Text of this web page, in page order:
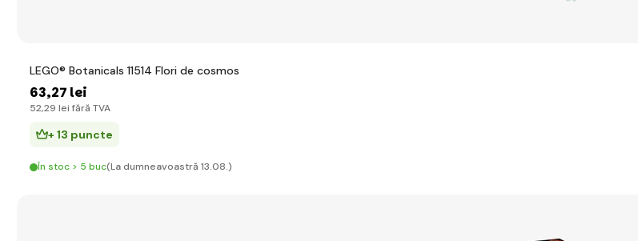
LEGO® Botanicals 11514 Flori de cosmos
63,27 lei
52,29 lei fără TVA
+ 13 puncte
În stoc > 5 buc(La dumneavoastră 13.08.)